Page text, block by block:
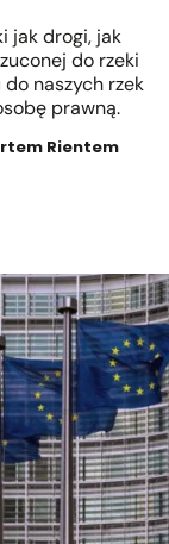
jak drogi, jak
do rzeki
naszych rzek
prawną.
Rientem